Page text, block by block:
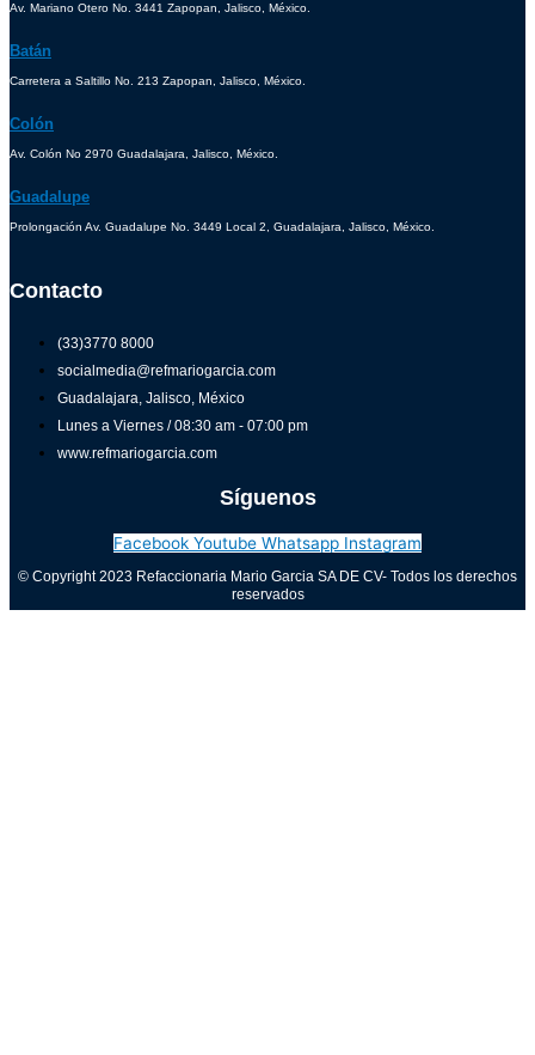
Av. Mariano Otero No. 3441 Zapopan, Jalisco, México.
Batán
Carretera a Saltillo No. 213 Zapopan, Jalisco, México.
Colón
Av. Colón No 2970 Guadalajara, Jalisco, México.
Guadalupe
Prolongación Av. Guadalupe No. 3449 Local 2, Guadalajara, Jalisco, México.
Contacto
(33)3770 8000
socialmedia@refmariogarcia.com
Guadalajara, Jalisco, México
Lunes a Viernes / 08:30 am - 07:00 pm
www.refmariogarcia.com
Síguenos
Facebook Youtube Whatsapp Instagram
© Copyright 2023 Refaccionaria Mario Garcia SA DE CV- Todos los derechos
reservados